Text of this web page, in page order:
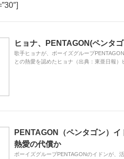
ヒョナ、PENTAGON(ペンタ
歌手ヒョナが、ボーイズグループ
との熱愛を認めたヒョナ（出典：東亜日報）
PENTAGON（ペンタゴン）
熱愛の代償か
ボーイズグループPENTAGONのイドンが、